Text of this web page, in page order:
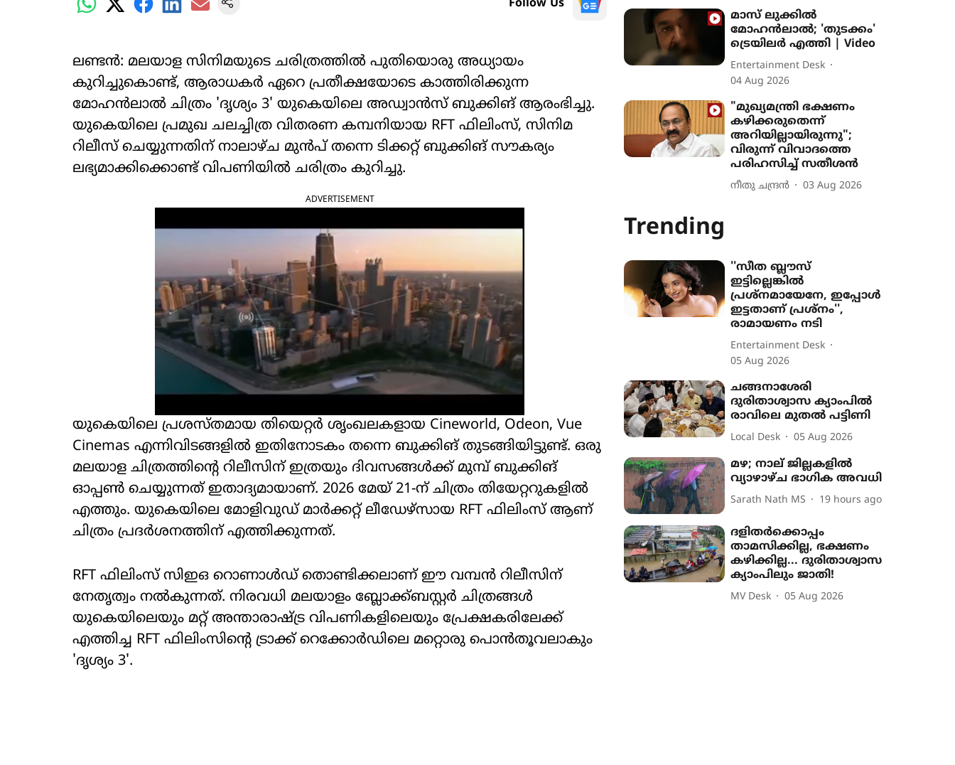
Follow Us
ലണ്ടൻ: മലയാള സിനിമയുടെ ചരിത്രത്തിൽ പുതിയൊരു അധ്യായം
കുറിച്ചുകൊണ്ട്, ആരാധകർ ഏറെ പ്രതീക്ഷയോടെ കാത്തിരിക്കുന്ന
മോഹൻലാൽ ചിത്രം 'ദൃശ്യം 3' യുകെയിലെ അഡ്വാൻസ് ബുക്കിങ് ആരംഭിച്ചു.
യുകെയിലെ പ്രമുഖ ചലച്ചിത്ര വിതരണ കമ്പനിയായ RFT ഫിലിംസ്, സിനിമ
റിലീസ് ചെയ്യുന്നതിന് നാലാഴ്ച മുൻപ് തന്നെ ടിക്കറ്റ് ബുക്കിങ് സൗകര്യം
ലഭ്യമാക്കിക്കൊണ്ട് വിപണിയിൽ ചരിത്രം കുറിച്ചു.
ADVERTISEMENT
യുകെയിലെ പ്രശസ്തമായ തിയെറ്റർ ശൃംഖലകളായ Cineworld, Odeon, Vue
Cinemas എന്നിവിടങ്ങളിൽ ഇതിനോടകം തന്നെ ബുക്കിങ് തുടങ്ങിയിട്ടുണ്ട്. ഒരു
മലയാള ചിത്രത്തിന്‍റെ റിലീസിന് ഇത്രയും ദിവസങ്ങൾക്ക് മുമ്പ് ബുക്കിങ്
ഓപ്പൺ ചെയ്യുന്നത് ഇതാദ്യമായാണ്. 2026 മേയ് 21-ന് ചിത്രം തിയേറ്ററുകളിൽ
എത്തും. യുകെയിലെ മോളിവുഡ് മാർക്കറ്റ് ലീഡേഴ്സായ RFT ഫിലിംസ് ആണ്
ചിത്രം പ്രദർശനത്തിന് എത്തിക്കുന്നത്.
RFT ഫിലിംസ് സിഇഒ റൊണാൾഡ് തൊണ്ടിക്കലാണ് ഈ വമ്പൻ റിലീസിന്
നേതൃത്വം നൽകുന്നത്. നിരവധി മലയാളം ബ്ലോക്ക്ബസ്റ്റർ ചിത്രങ്ങൾ
യുകെയിലെയും മറ്റ് അന്താരാഷ്ട്ര വിപണികളിലെയും പ്രേക്ഷകരിലേക്ക്
എത്തിച്ച RFT ഫിലിംസിന്‍റെ ട്രാക്ക് റെക്കോർഡിലെ മറ്റൊരു പൊൻതൂവലാകും
'ദൃശ്യം 3'.
മാസ് ലുക്കിൽ
മോഹൻലാൽ; 'തുടക്കം'
ട്രെയിലർ എത്തി | Video
Entertainment Desk
04 Aug 2026
"മുഖ്യമന്ത്രി ഭക്ഷണം
കഴിക്കരുതെന്ന്
അറിയില്ലായിരുന്നു";
വിരുന്ന് വിവാദത്തെ
പരിഹസിച്ച് സതീശൻ
നീതു ചന്ദ്രൻ 03 Aug 2026
Trending
''സീത ബ്ലൗസ്
ഇട്ടില്ലെങ്കിൽ
പ്രശ്നമായേനേ, ഇപ്പോൾ
ഇട്ടതാണ് പ്രശ്നം'',
രാമായണം നടി
Entertainment Desk
05 Aug 2026
ചങ്ങനാശേരി
ദുരിതാശ്വാസ ക്യാംപിൽ
രാവിലെ മുതൽ പട്ടിണി
Local Desk 05 Aug 2026
മഴ; നാല് ജില്ലകളിൽ
വ്യാഴാഴ്ച ഭാഗിക അവധി
Sarath Nath MS 19 hours ago
ദളിതർക്കൊപ്പം
താമസിക്കില്ല, ഭക്ഷണം
കഴിക്കില്ല... ദുരിതാശ്വാസ
ക്യാംപിലും ജാതി!
MV Desk 05 Aug 2026